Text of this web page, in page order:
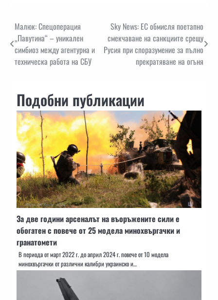
Навигация
Малюк: Спецоперация
„Павутина“ – уникален
симбиоз между агентурна и
техническа работа на СБУ
Sky News: ЕС обмисля поетапно
смекчаване на санкциите срещу
Русия при споразумение за пълно
прекратяване на огъня
Подобни публикации
За две години арсеналът на въоръжените сили е
обогатен с повече от 25 модела минохвъргачки и
гранатомети
В периода от март 2022 г. до април 2024 г. повече от 10 модела
минохвъргачки от различни калибри украинско и…